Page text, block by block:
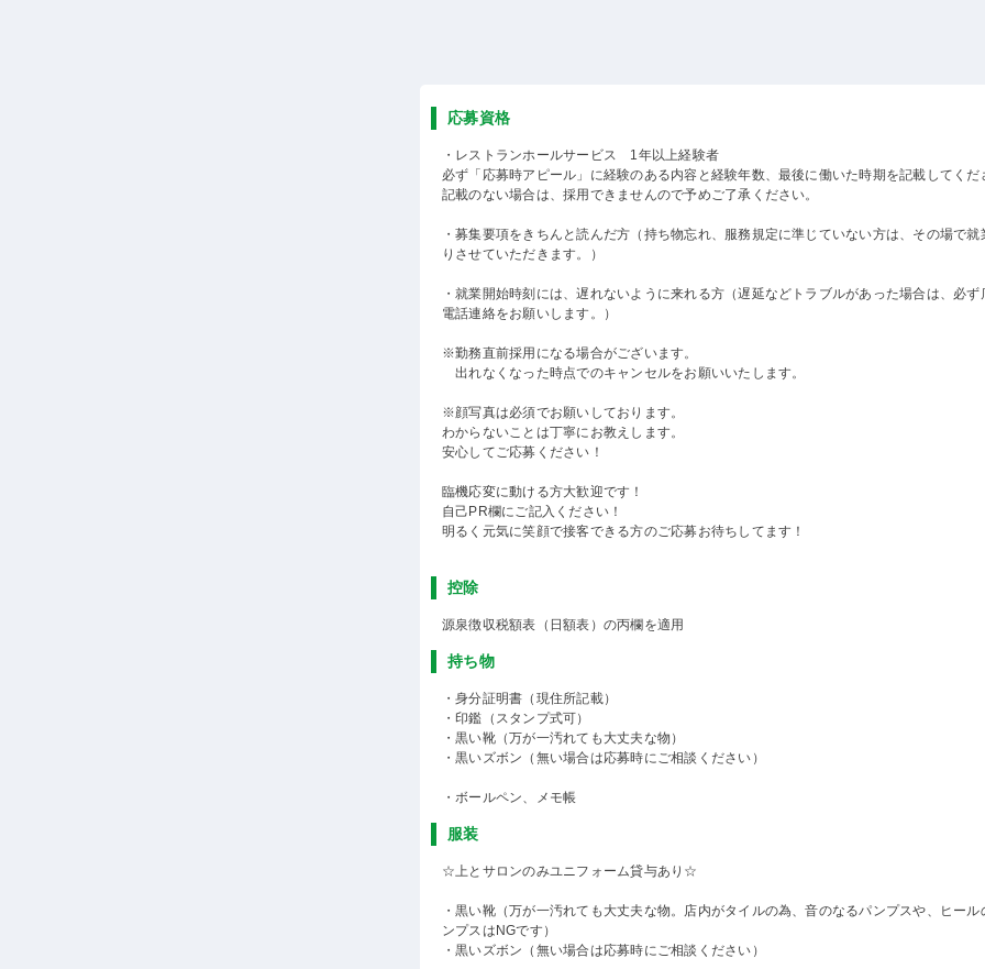
応募資格
・レストランホールサービス 1年以上経験者
必ず「応募時アピール」に経験のある内容と経験年数、最後に働いた時期を記載してくだ
記載のない場合は、採用できませんので予めご了承ください。
・募集要項をきちんと読んだ方（持ち物忘れ、服務規定に準じていない方は、その場で就
りさせていただきます。）
・就業開始時刻には、遅れないように来れる方（遅延などトラブルがあった場合は、必ず
電話連絡をお願いします。）
※勤務直前採用になる場合がございます。
出れなくなった時点でのキャンセルをお願いいたします。
※顔写真は必須でお願いしております。
わからないことは丁寧にお教えします。
安心してご応募ください！
臨機応変に動ける方大歓迎です！
自己PR欄にご記入ください！
明るく元気に笑顔で接客できる方のご応募お待ちしてます！
控除
源泉徴収税額表（日額表）の丙欄を適用
持ち物
・身分証明書（現住所記載）
・印鑑（スタンプ式可）
・黒い靴（万が一汚れても大丈夫な物）
・黒いズボン（無い場合は応募時にご相談ください）
・ボールペン、メモ帳
服装
☆上とサロンのみユニフォーム貸与あり☆
・黒い靴（万が一汚れても大丈夫な物。店内がタイルの為、音のなるパンプスや、ヒール
ンプスはNGです）
・黒いズボン（無い場合は応募時にご相談ください）